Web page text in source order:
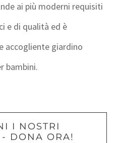
ai più moderni requisiti
e di qualità ed è
accogliente giardino
bambini.
I NOSTRI
- DONA ORA!